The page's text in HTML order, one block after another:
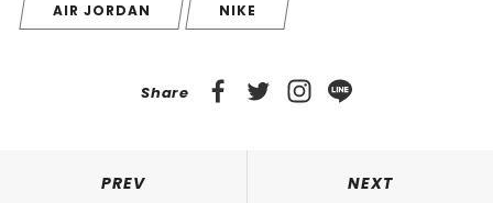
AIR JORDAN NIKE
Share
PREV NEXT